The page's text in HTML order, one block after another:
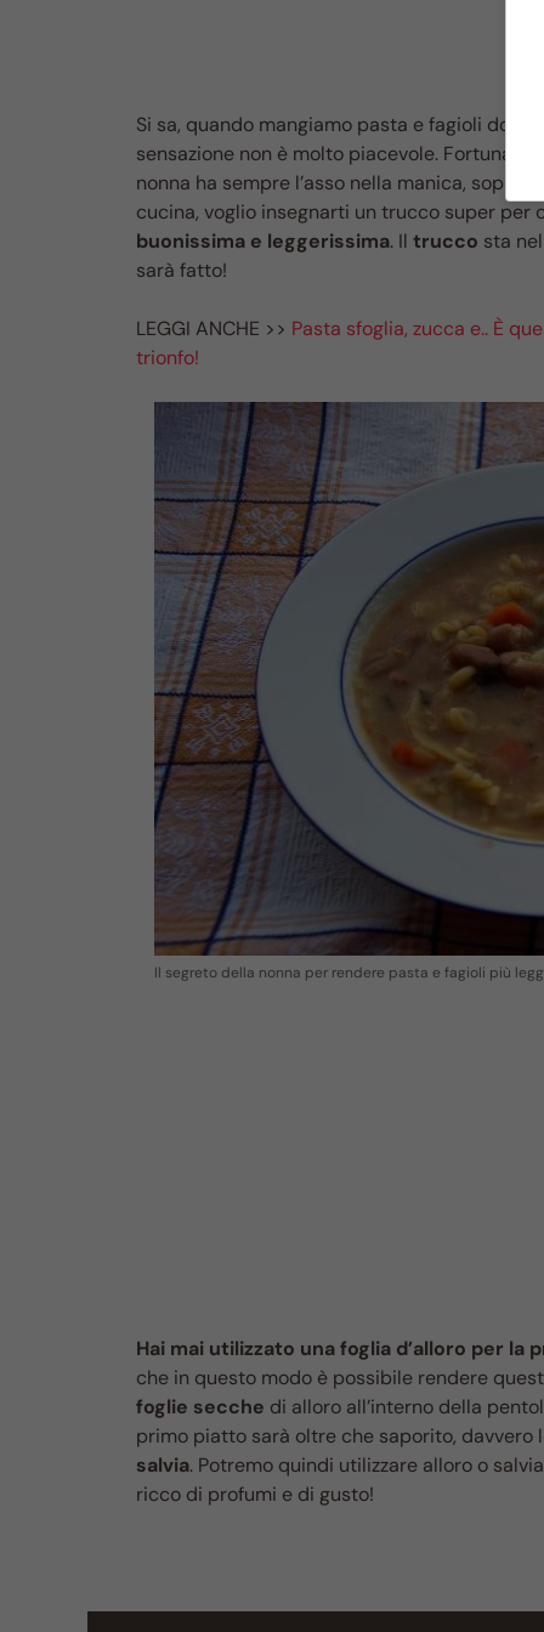
Si sa, quando mangiamo pasta e fagioli
sensazione non è molto piacevole.
nonna ha sempre l’asso nella manica,
cucina, voglio insegnarti un trucco super per
buonissima e leggerissima. Il trucco sta
sarà fatto!
LEGGI ANCHE >> Pasta sfoglia, zucca e.. È
trionfo!
Il segreto della nonna per rendere pasta e fagioli più
Hai mai utilizzato una foglia d’alloro per la
che in questo modo è possibile rendere
foglie secche di alloro all’interno della
primo piatto sarà oltre che saporito, davvero
salvia. Potremo quindi utilizzare alloro o
ricco di profumi e di gusto!